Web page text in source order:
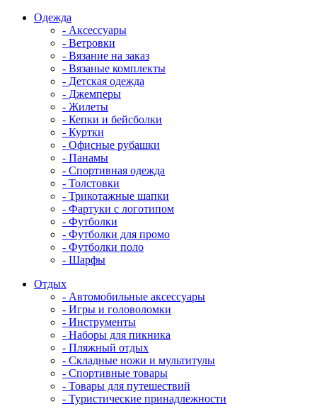
Одежда
- Аксессуары
- Ветровки
- Вязание на заказ
- Вязаные комплекты
- Детская одежда
- Джемперы
- Жилеты
- Кепки и бейсболки
- Куртки
- Офисные рубашки
- Панамы
- Спортивная одежда
- Толстовки
- Трикотажные шапки
- Фартуки с логотипом
- Футболки
- Футболки для промо
- Футболки поло
- Шарфы
Отдых
- Автомобильные аксессуары
- Игры и головоломки
- Инструменты
- Наборы для пикника
- Пляжный отдых
- Складные ножи и мультитулы
- Спортивные товары
- Товары для путешествий
- Туристические принадлежности